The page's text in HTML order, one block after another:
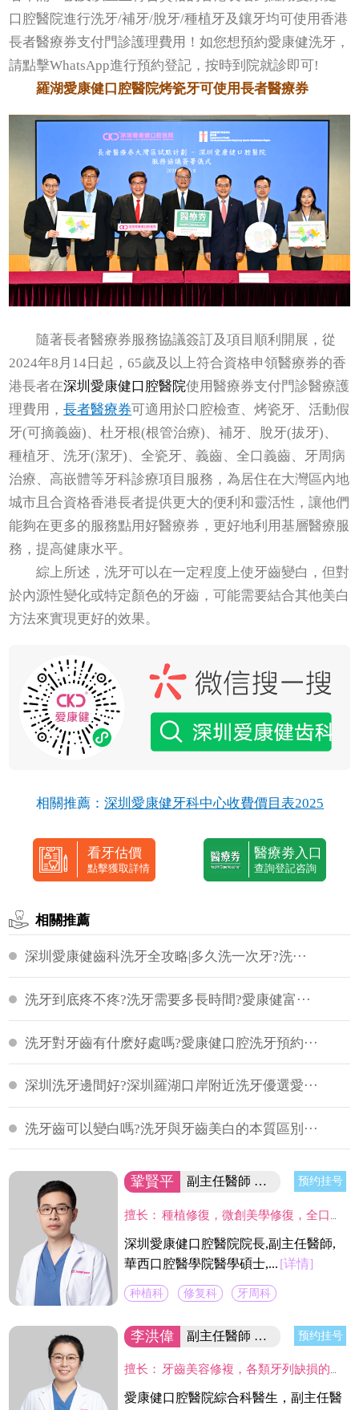
口腔醫院進行洗牙/補牙/脫牙/種植牙及鑲牙均可使用香港
長者醫療券支付門診護理費用！如您想預約愛康健洗牙，
請點擊WhatsApp進行預約登記，按時到院就診即可!
羅湖愛康健口腔醫院烤瓷牙可使用長者醫療券
隨著長者醫療券服務協議簽訂及項目順利開展，從
2024年8月14日起，65歲及以上符合資格申領醫療券的香
港長者在深圳愛康健口腔醫院使用醫療券支付門診醫療護
理費用，長者醫療券可適用於口腔檢查、烤瓷牙、活動假
牙(可摘義齒)、杜牙根(根管治療)、補牙、脫牙(拔牙)、
種植牙、洗牙(潔牙)、全瓷牙、義齒、全口義齒、牙周病
治療、高嵌體等牙科診療項目服務，為居住在大灣區內地
城市且合資格香港長者提供更大的便利和靈活性，讓他們
能夠在更多的服務點用好醫療券，更好地利用基層醫療服
務，提高健康水平。
綜上所述，洗牙可以在一定程度上使牙齒變白，但對
於內源性變化或特定顏色的牙齒，可能需要結合其他美白
方法來實現更好的效果。
相關推薦：深圳愛康健牙科中心收費價目表2025
看牙估價
點擊獲取詳情
醫療劵入口
查詢登記咨詢
相關推薦
深圳愛康健齒科洗牙全攻略|多久洗一次牙?洗···
洗牙到底疼不疼?洗牙需要多長時間?愛康健富···
洗牙對牙齒有什麽好處嗎?愛康健口腔洗牙預約···
深圳洗牙邊間好?深圳羅湖口岸附近洗牙優選愛···
洗牙齒可以變白嗎?洗牙與牙齒美白的本質區別···
鞏賢平 副主任醫師 醫院院長/碩士 预约挂号
擅长： 種植修復，微創美學修復，全口咬合重建等；熟練應用口腔顯微鏡並在顯微放大設備下進行種植手術、牙周美學手術及各類修復操作。熟練處理牙周病及牙體缺失、四環素、氟斑牙的全口美學修復工作，對於顯微治療有深入研究，具有豐富的口腔全科診療經驗。
深圳愛康健口腔醫院院長,副主任醫師,
華西口腔醫學院醫學碩士,... [详情]
种植科 修复科 牙周科
李洪偉 副主任醫師 口腔醫學碩士 预约挂号
擅长： 牙齒美容修複，各類牙列缺損的固定及活動義齒的修複、鑄造支架式可摘局部義齒、 數字化修複、種植上部義齒修複等。在口腔數字化修複、口腔色度學、口腔仿生材料等領域進行過深入研究，成績顯著。
愛康健口腔醫院綜合科醫生，副主任醫